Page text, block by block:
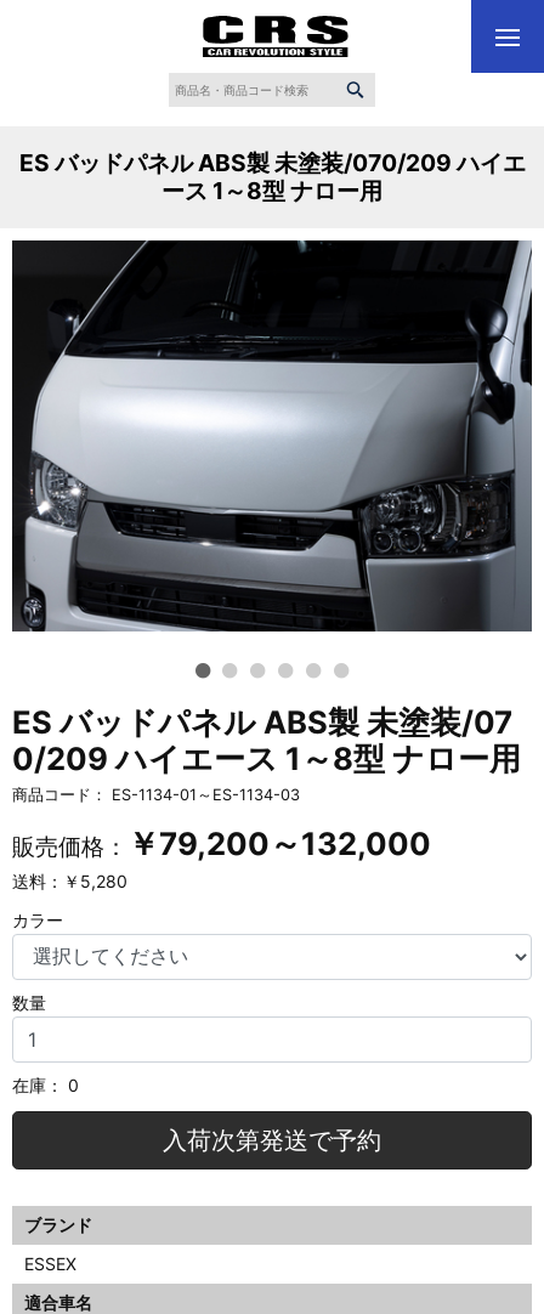
ES バッドパネル ABS製 未塗装/070/209 ハイエ
ース 1～8型 ナロー用
ES バッドパネル ABS製 未塗装/07
0/209 ハイエース 1～8型 ナロー用
商品コード： ES-1134-01～ES-1134-03
販売価格： ￥79,200～132,000
送料：￥5,280
カラー
数量
在庫： 0
入荷次第発送で予約
ブランド
ESSEX
適合車名